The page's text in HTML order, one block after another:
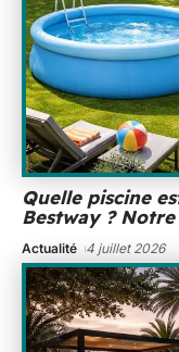
Quelle piscine
Bestway ?
Actualité 4 juillet 2026